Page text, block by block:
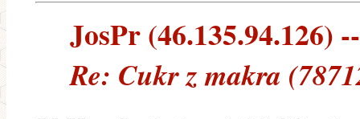
JosPr (46.135.94.126)
Re: Cukr z makra